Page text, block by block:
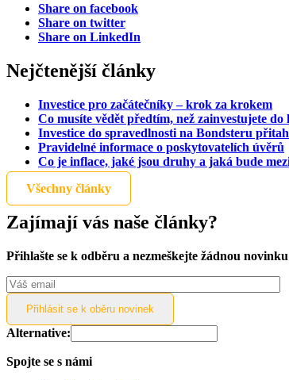
Share on facebook
Share on twitter
Share on LinkedIn
Nejčtenější články
Investice pro začátečníky – krok za krokem
Co musíte vědět předtím, než zainvestujete
Investice do spravedlnosti na Bondsteru
Pravidelné informace o poskytovatelích úvěrů
Co je inflace, jaké jsou druhy a jaká bude
Všechny články
Zajímají vás naše články?
Přihlašte se k odběru a nezmeškejte žádnou
Alternative:
Spojte se s námi